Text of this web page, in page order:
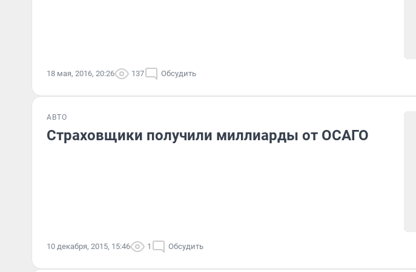
18 мая, 2016, 20:26 137 Обсудить
АВТО
Страховщики получили миллиарды от ОСАГО
10 декабря, 2015, 15:46 1 Обсудить